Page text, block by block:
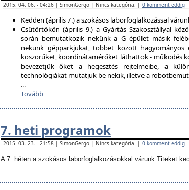
2015. 04. 06. - 04:26 | SimonGergo | Nincs kategória. | 0 komment eddig
Kedden (április 7.) a szokásos laborfoglalkozással
Csütörtökön (április 9.) a Gyártás Szakosztállyal
során bemutatkozik nekünk a G épület másik
nekünk gépparkjukat, többet között hagyományos
köszörűket, koordinátamérőket láthattok - működés
bevezetjük őket a hegesztés rejtelmeibe, a
technológiákat mutatjuk be nekik, illetve a
...
Tovább
7. heti programok
2015. 03. 23. - 21:58 | SimonGergo | Nincs kategória. | 0 komment eddig
A 7. héten a szokásos laborfoglalkozásokkal várunk Titeket